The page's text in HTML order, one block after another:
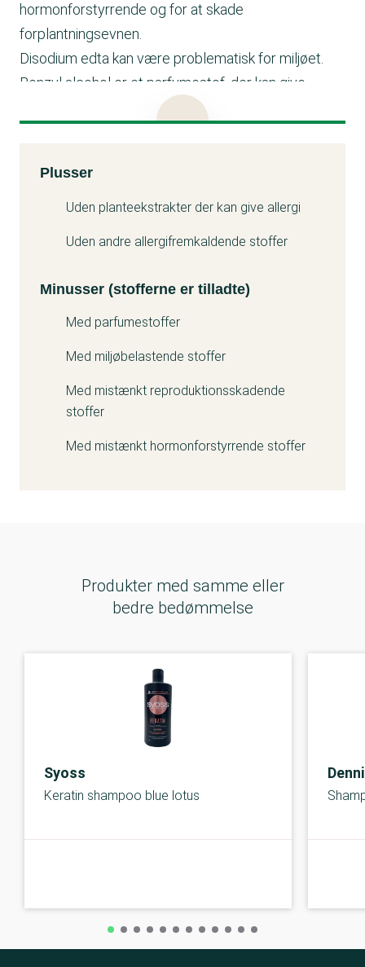
hormonforstyrrende og for at skade
forplantningsevnen.
Disodium edta kan være problematisk for miljøet.
Benzyl alcohol er et parfumestof, der kan give
Limonene er et parfumestof, der kan give allergi. Det
kan også være problematisk for miljøet.
Kemitest
Plusser
Uden planteekstrakter der kan give allergi
Uden andre allergifremkaldende stoffer
Minusser (stofferne er tilladte)
Med parfumestoffer
Med miljøbelastende stoffer
Med mistænkt reproduktionsskadende
stoffer
Med mistænkt hormonforstyrrende stoffer
Produkter med samme eller
bedre bedømmelse
Syoss
Keratin shampoo blue lotus